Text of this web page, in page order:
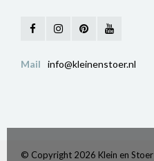
Mail info@kleinenstoer.nl
© Copyright 2026 Klein en Stoer